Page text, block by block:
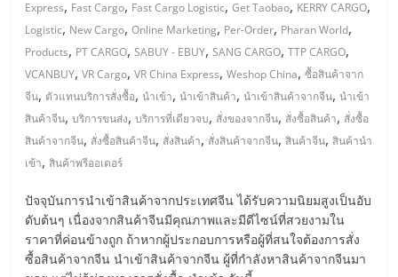
มอี
ไทย,
SMEs,
แฟ
รน
Express, Fast Cargo, Fast Cargo Logistic,Get Taobao, KERRY CARGO,
Logistic, New Cargo,Online Marketing, Per-Order, Pharan World,
Products, PT CARGO,SABUY - EBUY,SANG CARGO,TTP CARGO,
VCANBUY,VR Cargo,VR China Express,Weshop China,ซื้อสินค้าจาก
จีน, ตัวแทนบริการสั่งซื้อ,นำเข้า,นำเข้าสินค้า,นำเข้าสินค้าจากจีน,นำเข้า
สินค้าจีน,บริการขนส่ง,บริการที่เดียวจบ, สั่งของจากจีน, สั่งซื้อสินค้า, สั่งซื้อ
สินค้าจากจีน, สั่งซื้อสินค้าจีน, สั่งสินค้า, สั่งสินค้าจากจีน,สินค้าจีน,สินค้านำ
เข้า,สินค้าพรีออเดอร์
ปัจจุบันการนำเข้าสินค้าจากประเทศจีน ได้รับความนิยมสูงเป็นอับ
ดับต้นๆ เนื่องจากสินค้าจีนมีคุณภาพและมีดีไซน์ที่สวยงามใน
ราคาที่ค่อนข้างถูก ถ้าหากผู้ประกอบการหรือผู้ที่สนใจต้องการสั่ง
ซื้อสินค้าจากจีน นำเข้าสินค้าจากจีน ผู้ที่กำลังหาสินค้าจากจีนมา